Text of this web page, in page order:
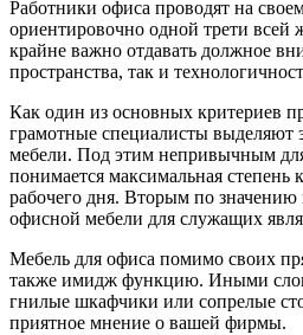
Работники офиса проводят на
ориентировочно одной трети
крайне важно отдавать должное
пространства, так и
Как один из основных критериев
грамотные специалисты выделяют
мебели. Под этим непривычным
понимается максимальная степень
рабочего дня. Вторым по значению
офисной мебели для служащих
Мебель для офиса помимо своих
также имидж функцию. Иными
гнилые шкафчики или сопрелые
приятное мнение о вашей фирмы.